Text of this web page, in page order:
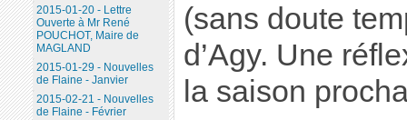
(sans doute
d’Agy. Une
la saison
2015-01-20 - Lettre
Ouverte à Mr René
POUCHOT, Maire de
MAGLAND
2015-01-29 - Nouvelles
de Flaine - Janvier
2015-02-21 - Nouvelles
de Flaine - Février